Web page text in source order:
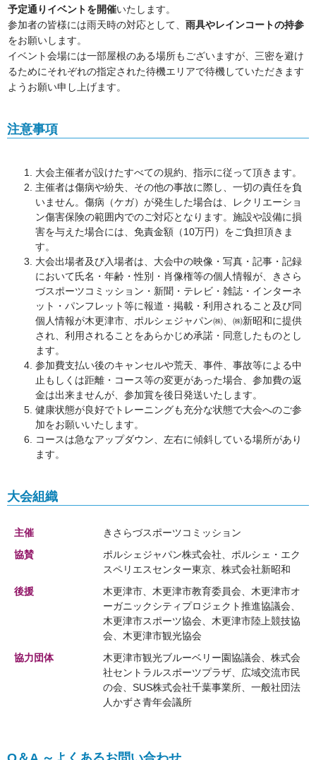
予定通りイベントを開催いたします。
参加者の皆様には雨天時の対応として、雨具やレインコートの持参
をお願いします。
イベント会場には一部屋根のある場所もございますが、三密を避け
るためにそれぞれの指定された待機エリアで待機していただきます
ようお願い申し上げます。
注意事項
大会主催者が設けたすべての規約、指示に従って頂きます。
主催者は傷病や紛失、その他の事故に際し、一切の責任を負
いません。傷病（ケガ）が発生した場合は、レクリエーショ
ン傷害保険の範囲内でのご対応となります。施設や設備に損
害を与えた場合には、免責金額（10万円）をご負担頂きま
す。
大会出場者及び入場者は、大会中の映像・写真・記事・記録
において氏名・年齢・性別・肖像権等の個人情報が、きさら
づスポーツコミッション・新聞・テレビ・雑誌・インターネ
ット・パンフレット等に報道・掲載・利用されること及び同
個人情報が木更津市、ポルシェジャパン㈱、㈱新昭和に提供
され、利用されることをあらかじめ承諾・同意したものとし
ます。
参加費支払い後のキャンセルや荒天、事件、事故等による中
止もしくは距離・コース等の変更があった場合、参加費の返
金は出来ませんが、参加賞を後日発送いたします。
健康状態が良好でトレーニングも充分な状態で大会へのご参
加をお願いいたします。
コースは急なアップダウン、左右に傾斜している場所があり
ます。
大会組織
主催
きさらづスポーツコミッション
協賛
ポルシェジャパン株式会社、ポルシェ・エク
スペリエスセンター東京、株式会社新昭和
後援
木更津市、木更津市教育委員会、木更津市オ
ーガニックシティプロジェクト推進協議会、
木更津市スポーツ協会、木更津市陸上競技協
会、木更津市観光協会
協力団体
木更津市観光ブルーベリー園協議会、株式会
社セントラルスポーツプラザ、広域交流市民
の会、SUS株式会社千葉事業所、一般社団法
人かずさ青年会議所